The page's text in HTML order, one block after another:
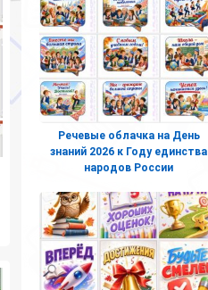
Речевые облачка на День
знаний 2026 к Году единства
народов России